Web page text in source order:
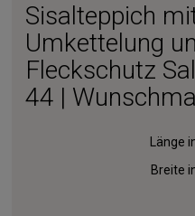
Sisalteppich
Umkettelung
Fleckschutz
44 |
Länge
Breite